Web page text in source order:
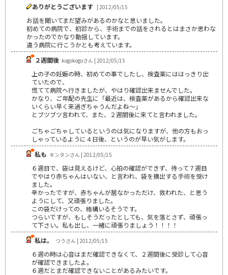
ありがとうございます | 2012/05/15
お話を聞いてまだ望みがあるのかなと思いました。
初めての病院で、初診から、手術までの話をされるとはまさか思わな
かったのでかなり動揺しています。
違う病院に行こうかとも考えています。
２週間後 kogokogoさん | 2012/05/15
上の子の妊娠の時、初めての事でしたし、検査薬にははっきり出
ていたので、
慌てて病院へ行きましたが、やはり確認出来ませんでした。
かなり、ご年配の先生に「最近は、検査薬があるから確認出来な
いくらい早く来過ぎちゃうんだよね～」
とブツブツ言われて、また、２週間後に来てと言われました。
ごちゃごちゃしているというのは気になりますが、他の方もおっ
しゃっているように４日後、というのが早い気がします。
私も キンタンさん | 2012/05/15
６週目で、袋は見えるけど、心拍の確認ができず、待って７週目
でやはり赤ちゃんはいない、と言われ、袋を摘出する手術を受け
ました。
辛かったですが、赤ちゃんが居なかっただけ、救われた、と思う
ようにして、又頑張りました。
この袋だけっての、結構いるそうです。
つらいですが、もしそうだったとしても、気を落とさず、頑張っ
て下さい。私も出し、一緒に頑張りましょう！！！！
私は。
つうさん | 2012/05/15
６週の時は心音はまだ確認できなくて、２週間後に受診して心音
が確認できましたよ。
６週だとまだ確認できないことがあるみたいです。